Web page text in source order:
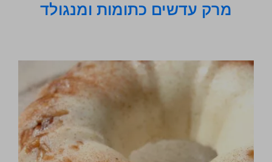
מרק עדשים כתומות ומנגולד